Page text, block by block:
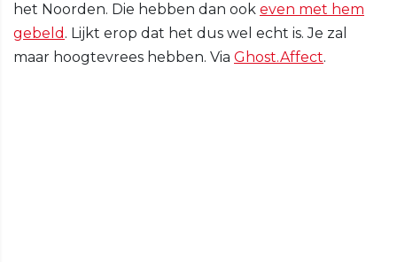
het Noorden. Die hebben dan ook even met hem
gebeld . Lijkt erop dat het dus wel echt is. Je zal
maar hoogtevrees hebben. Via Ghost.Affect.